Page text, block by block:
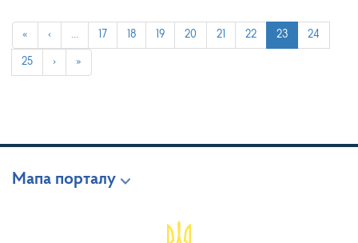
« ‹ … 17 18 19 20 21 22 23 24
25 › »
Мапа порталу